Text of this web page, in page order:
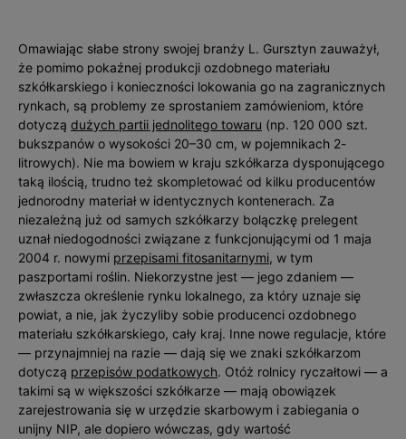
Omawiając słabe strony swojej branży L. Gursztyn zauważył,
że pomimo pokaźnej produkcji ozdobnego materiału
szkółkarskiego i konieczności lokowania go na zagranicznych
rynkach, są problemy ze sprostaniem zamówieniom, które
dotyczą dużych partii jednolitego towaru (np. 120 000 szt.
bukszpanów o wysokości 20–30 cm, w pojemnikach 2-
litrowych). Nie ma bowiem w kraju szkółkarza dysponującego
taką ilością, trudno też skompletować od kilku producentów
jednorodny materiał w identycznych kontenerach. Za
niezależną już od samych szkółkarzy bolączkę prelegent
uznał niedogodnoś­ci związane z funkcjonującymi od 1 maja
2004 r. nowymi przepisami fitosanitarnymi, w tym
paszportami roślin. Niekorzystne jest — jego zdaniem —
zwłaszcza określenie rynku lokalnego, za który uznaje się
powiat, a nie, jak życzyliby sobie producenci ozdobnego
materiału szkółkarskiego, cały kraj. Inne nowe regulacje, które
— przynajmniej na razie — dają się we znaki szkółkarzom
dotyczą przepisów podatkowych. Otóż rolnicy ryczałtowi — a
takimi są w większości szkółkarze — mają obowiązek
zarejestrowania się w urzędzie skarbowym i zabiegania o
unijny NIP, ale dopiero wówczas, gdy wartość